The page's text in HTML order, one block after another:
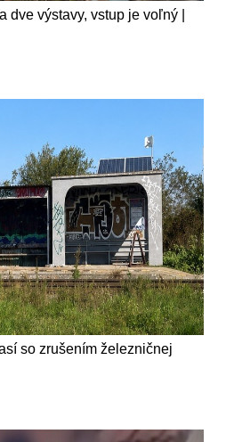
dve výstavy, vstup je voľný |
so zrušením železničnej